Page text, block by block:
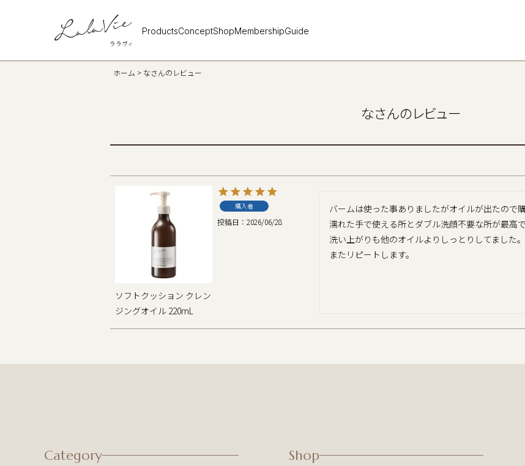
ProductsConceptShopMembershipGuide
ホーム なさんのレビュー
なさんのレビュー
ソフトクッション クレン
ジングオイル 220mL
購入者
投稿日 2026/06/28
バームは使った事ありましたがオイルが出たので
濡れた手で使える所とダブル洗顔不要な所が最高で
洗い上がりも他のオイルよりしっとりしてました。
Category Shop